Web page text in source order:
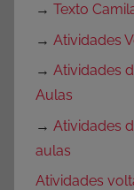
→ Texto
→ Atividades
→ Atividades
Aulas
→ Atividades
aulas
Atividades